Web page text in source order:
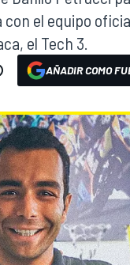
el equipo
el Tech 3.
AÑADIR COMO